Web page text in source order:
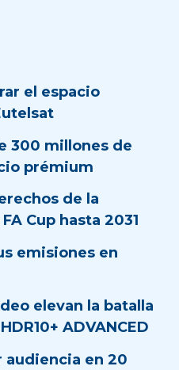
el espacio
300 millones de
prémium
de la
Cup hasta 2031
emisiones en
elevan la batalla
ADVANCED
audiencia en 20